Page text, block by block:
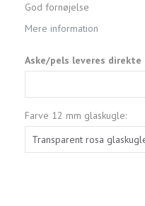
God fornøjelse
Mere information
Aske/pels leveres direkte
Farve 12 mm glaskugle: